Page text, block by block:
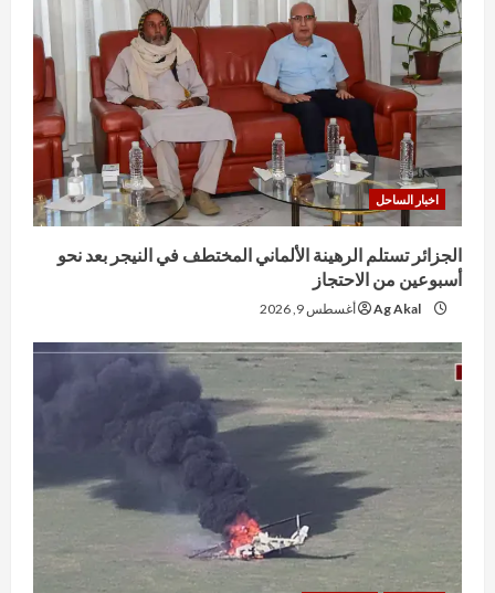
اخبار الساحل
الجزائر تستلم الرهينة الألماني المختطف في النيجر بعد نحو
أسبوعين من الاحتجاز
Ag Akal أغسطس 9, 2026